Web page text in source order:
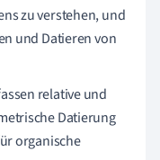
zu verstehen, und
und Datieren von
relative und
Datierung
organische